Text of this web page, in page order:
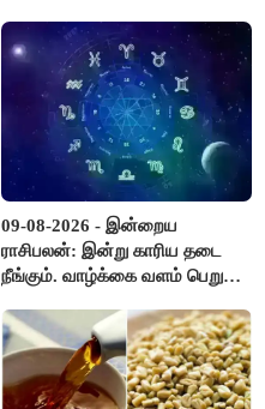
09-08-2026 - இன்றைய
ராசிபலன்: இன்று காரிய தடை
நீங்கும். வாழ்க்கை வளம் பெறும்.
எடைபோடுவது நல்லது..!